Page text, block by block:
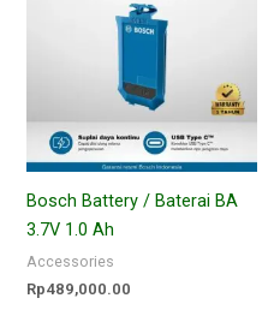
Bosch Battery / Baterai BA
3.7V 1.0 Ah
Accessories
Rp489,000.00